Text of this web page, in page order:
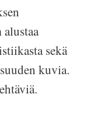
alustaa
sekä
kuvia.